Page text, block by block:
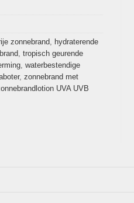
zonnebrand
hydraterende
tropisch geurende
, waterbestendige
, zonnebrand met
UVA UVB